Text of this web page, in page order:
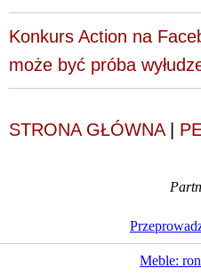
Konkurs Action na
może być próba
STRONA GŁÓWNA|
Meble: